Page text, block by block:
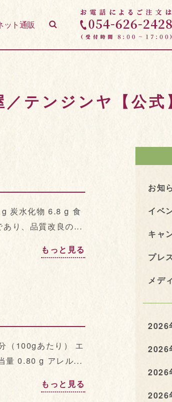
ット通販
テンジンヤ【公式
炭水化物 6.8 g 食
り、品質改良の...
もっと見る
（100gあたり） エ
量 0.80 g アレル...
もっと見る
お知
イベ
キャ
プレ
メデ
2026
2026
2026
2026